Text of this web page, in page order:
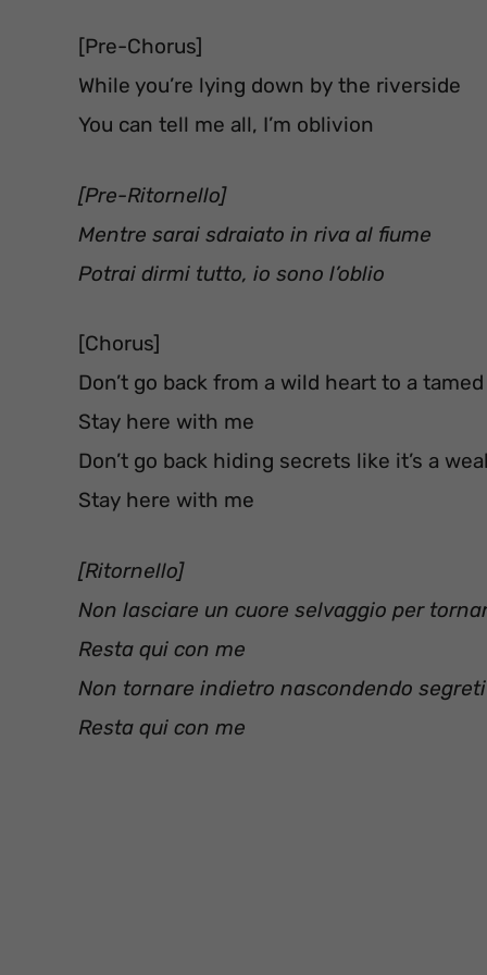
[Pre-Chorus]
While you’re lying down by the riverside
You can tell me all, I’m oblivion
[Pre-Ritornello]
Mentre sarai sdraiato in riva al fiume
Potrai dirmi tutto, io sono l’oblio
[Chorus]
Don’t go back from a wild heart to a
Stay here with me
Don’t go back hiding secrets like it’s a
Stay here with me
[Ritornello]
Non lasciare un cuore selvaggio per
Resta qui con me
Non tornare indietro nascondendo
Resta qui con me